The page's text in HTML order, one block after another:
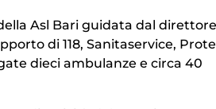
Asl Bari guidata dal direttore
di 118, Sanitaservice,
dieci ambulanze e circa 40